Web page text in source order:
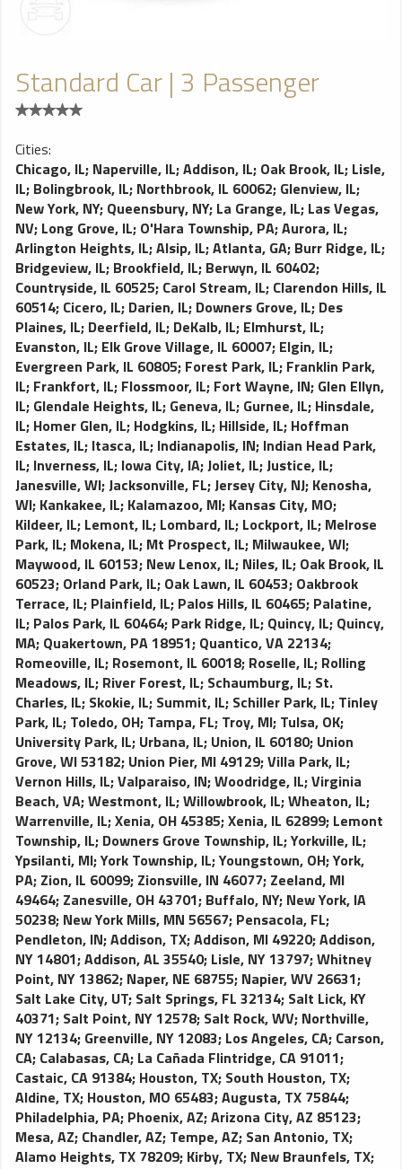
Standard Car | 3 Passenger
Cities:
Chicago, IL; Naperville, IL;Addison, IL; Oak Brook, IL; Lisle,
IL; Bolingbrook, IL; Northbrook, IL 60062; Glenview, IL;
New York, NY; Queensbury, NY; La Grange, IL; Las Vegas,
NV; Long Grove, IL; O'Hara Township, PA;Aurora, IL;
Arlington Heights, IL;Alsip, IL;Atlanta, GA; Burr Ridge, IL;
Bridgeview, IL; Brookfield, IL; Berwyn, IL 60402;
Countryside, IL 60525; Carol Stream, IL; Clarendon Hills, IL
60514; Cicero, IL; Darien, IL; Downers Grove, IL; Des
Plaines, IL; Deerfield, IL; DeKalb, IL; Elmhurst, IL;
Evanston, IL; Elk Grove Village, IL 60007; Elgin, IL;
Evergreen Park, IL 60805; Forest Park, IL; Franklin Park,
IL; Frankfort, IL; Flossmoor, IL; Fort Wayne, IN; Glen Ellyn,
IL; Glendale Heights, IL; Geneva, IL; Gurnee, IL; Hinsdale,
IL; Homer Glen, IL; Hodgkins, IL; Hillside, IL; Hoffman
Estates, IL; Itasca, IL; Indianapolis, IN; Indian Head Park,
IL; Inverness, IL; Iowa City, IA;Joliet, IL;Justice, IL;
Janesville, WI;Jacksonville, FL;Jersey City, NJ; Kenosha,
WI; Kankakee, IL; Kalamazoo, MI; Kansas City, MO;
Kildeer, IL; Lemont, IL; Lombard, IL; Lockport, IL; Melrose
Park, IL; Mokena, IL; Mt Prospect, IL; Milwaukee, WI;
Maywood, IL 60153; New Lenox, IL; Niles, IL; Oak Brook, IL
60523; Orland Park, IL; Oak Lawn, IL 60453; Oakbrook
Terrace, IL; Plainfield, IL; Palos Hills, IL 60465; Palatine,
IL; Palos Park, IL 60464; Park Ridge, IL; Quincy, IL; Quincy,
MA; Quakertown, PA 18951; Quantico, VA 22134;
Romeoville, IL; Rosemont, IL 60018; Roselle, IL; Rolling
Meadows, IL; River Forest, IL; Schaumburg, IL; St.
Charles, IL; Skokie, IL; Summit, IL; Schiller Park, IL; Tinley
Park, IL; Toledo, OH; Tampa, FL; Troy, MI; Tulsa, OK;
University Park, IL; Urbana, IL; Union, IL 60180; Union
Grove, WI 53182; Union Pier, MI 49129;Villa Park, IL;
Vernon Hills, IL;Valparaiso, IN;Woodridge, IL;Virginia
Beach, VA;Westmont, IL;Willowbrook, IL;Wheaton, IL;
Warrenville, IL;Xenia, OH 45385;Xenia, IL 62899; Lemont
Township, IL; Downers Grove Township, IL;Yorkville, IL;
Ypsilanti, MI;York Township, IL;Youngstown, OH;York,
PA; Zion, IL 60099; Zionsville, IN 46077; Zeeland, MI
49464; Zanesville, OH 43701; Buffalo, NY; New York, IA
50238; New York Mills, MN 56567; Pensacola, FL;
Pendleton, IN;Addison, TX;Addison, MI 49220;Addison,
NY 14801;Addison, AL 35540; Lisle, NY 13797;Whitney
Point, NY 13862; Naper, NE 68755; Napier, WV 26631;
Salt Lake City, UT; Salt Springs, FL 32134; Salt Lick, KY
40371; Salt Point, NY 12578; Salt Rock, WV; Northville,
NY 12134; Greenville, NY 12083; Los Angeles, CA; Carson,
CA; Calabasas, CA; La Cañada Flintridge, CA 91011;
Castaic, CA 91384; Houston, TX; South Houston, TX;
Aldine, TX; Houston, MO 65483;Augusta, TX 75844;
Philadelphia, PA; Phoenix, AZ;Arizona City, AZ 85123;
Mesa, AZ; Chandler, AZ; Tempe, AZ; San Antonio, TX;
Alamo Heights, TX 78209; Kirby, TX; New Braunfels, TX;